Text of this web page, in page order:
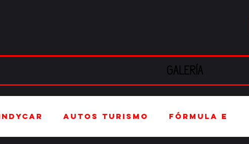
GALERÍA
Autos Turismo Fórmula E